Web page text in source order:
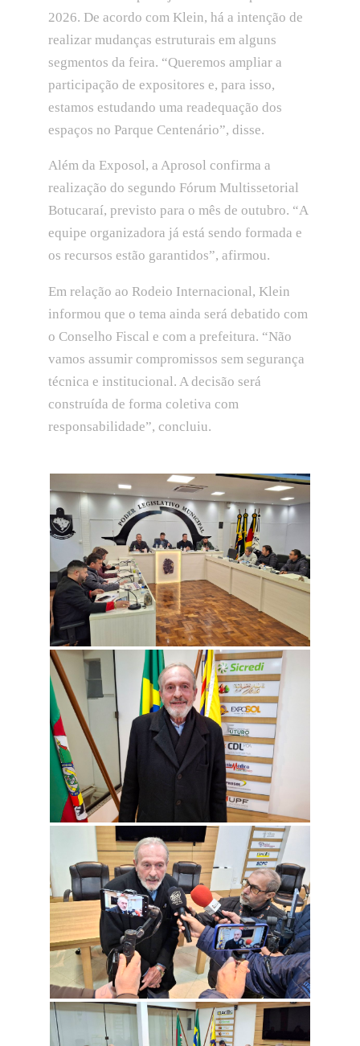
2026. De acordo com Klein, há a intenção de
realizar mudanças estruturais em alguns
segmentos da feira. “Queremos ampliar a
participação de expositores e, para isso,
estamos estudando uma readequação dos
espaços no Parque Centenário”, disse.
Além da Exposol, a Aprosol confirma a
realização do segundo Fórum Multissetorial
Botucaraí, previsto para o mês de outubro. “A
equipe organizadora já está sendo formada e
os recursos estão garantidos”, afirmou.
Em relação ao Rodeio Internacional, Klein
informou que o tema ainda será debatido com
o Conselho Fiscal e com a prefeitura. “Não
vamos assumir compromissos sem segurança
técnica e institucional. A decisão será
construída de forma coletiva com
responsabilidade”, concluiu.